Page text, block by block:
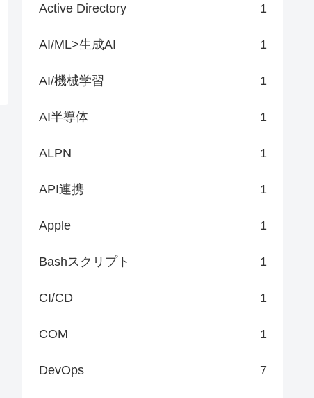
Active Directory 1
AI/ML>生成AI 1
AI/機械学習 1
AI半導体 1
ALPN 1
API連携 1
Apple 1
Bashスクリプト 1
CI/CD 1
COM 1
DevOps 7